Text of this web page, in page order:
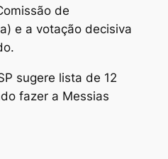
de
e a votação decisiva
sugere lista de 12
fazer a Messias